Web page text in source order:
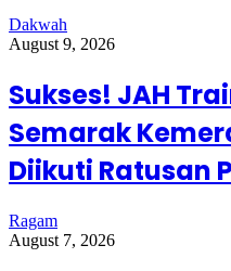
Dakwah
August 9, 2026
Sukses! JAH
Semarak
Diikuti Ratusan
Ragam
August 7, 2026